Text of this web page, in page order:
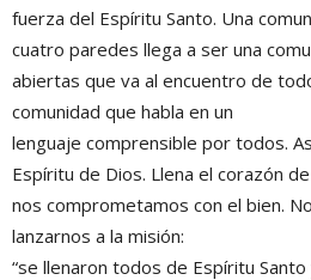
fuerza del Espíritu Santo. Una
cuatro paredes llega a ser una
abiertas que va al encuentro de
comunidad que habla en un
lenguaje comprensible por todos.
Espíritu de Dios. Llena el corazón
nos comprometamos con el bien.
lanzarnos a la misión:
“se llenaron todos de Espíritu